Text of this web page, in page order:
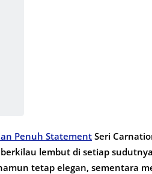
Penuh Statement Seri
lembut di setiap
tetap elegan, sementara